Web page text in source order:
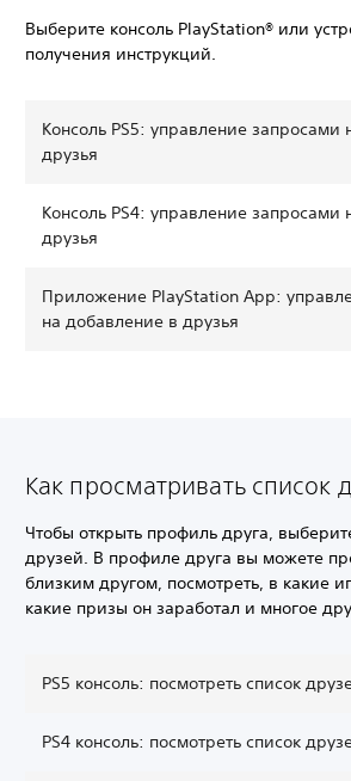
Выберите консоль PlayStation® или
получения инструкций.
Консоль PS5: управление запросами
друзья
Консоль PS4: управление запросами
друзья
Приложение PlayStation App:
на добавление в друзья
Как просматривать список
Чтобы открыть профиль друга,
друзей. В профиле друга вы можете
близким другом, посмотреть, в какие
какие призы он заработал и многое
PS5 консоль: посмотреть список
PS4 консоль: посмотреть список